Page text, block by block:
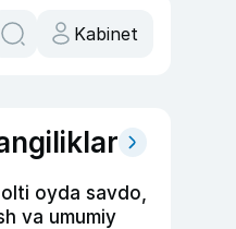
Kabinet
oyda savdo,
va umumiy